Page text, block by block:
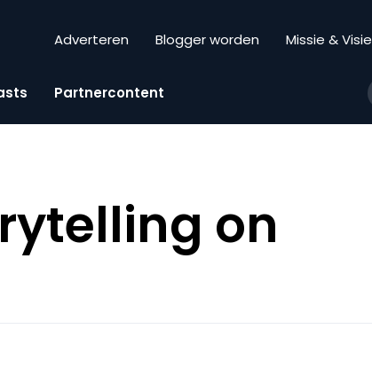
Adverteren Blogger worden Missie & Visie
Partnercontent
on